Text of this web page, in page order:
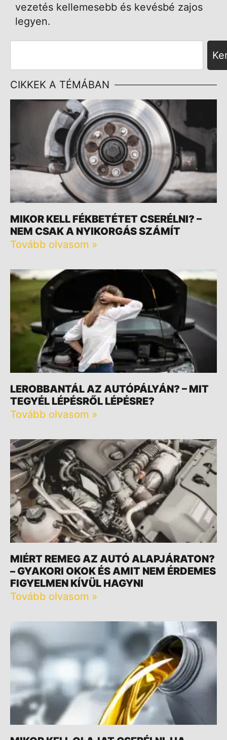
vezetés kellemesebb és kevésbé zajos
legyen.
CIKKEK A TÉMÁBAN
MIKOR KELL FÉKBETÉTET CSERÉLNI? –
NEM CSAK A NYIKORGÁS SZÁMÍT
Tovább olvasom »
LEROBBANTÁL AZ AUTÓPÁLYÁN? – MIT
TEGYÉL LÉPÉSRŐL LÉPÉSRE?
Tovább olvasom »
MIÉRT REMEG AZ AUTÓ ALAPJÁRATON?
– GYAKORI OKOK ÉS AMIT NEM ÉRDEMES
FIGYELMEN KÍVÜL HAGYNI
Tovább olvasom »